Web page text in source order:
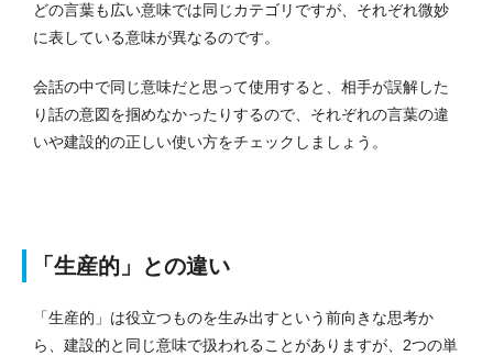
どの言葉も広い意味では同じカテゴリですが、それぞれ微妙
に表している意味が異なるのです。
会話の中で同じ意味だと思って使用すると、相手が誤解した
り話の意図を掴めなかったりするので、それぞれの言葉の違
いや建設的の正しい使い方をチェックしましょう。
「生産的」との違い
「生産的」は役立つものを生み出すという前向きな思考か
ら、建設的と同じ意味で扱われることがありますが、2つの単